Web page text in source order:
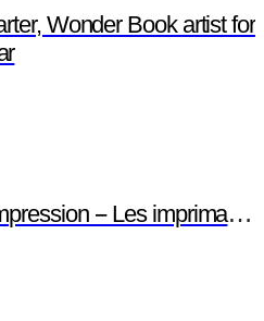
Wonder Book artist for
-- Les imprimantes NFC